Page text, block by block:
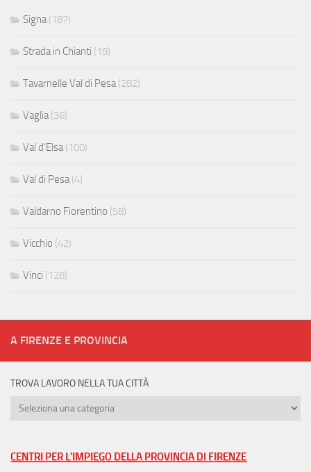
Signa(187)
Strada in Chianti (19)
Tavarnelle Val di Pesa(282)
Vaglia(36)
Val d'Elsa(100)
Val di Pesa(4)
Valdarno Fiorentino (58)
Vicchio (42)
Vinci (128)
A FIRENZE E PROVINCIA
TROVA LAVORO NELLA TUA CITTÀ
Trova
tua
CENTRI PER L'IMPIEGO DELLA PROVINCIA DI FIRENZE